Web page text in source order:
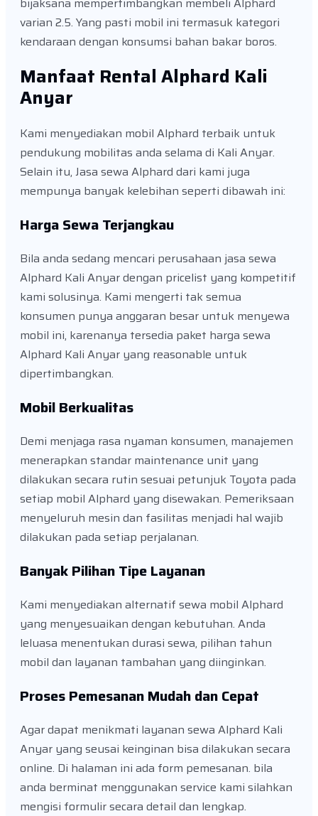
varian 2.5. Yang pasti mobil ini termasuk kategori
kendaraan dengan konsumsi bahan bakar boros.
Manfaat Rental Alphard Kali
Anyar
Kami menyediakan mobil Alphard terbaik untuk
pendukung mobilitas anda selama di Kali Anyar.
Selain itu, Jasa sewa Alphard dari kami juga
mempunya banyak kelebihan seperti dibawah ini:
Harga Sewa Terjangkau
Bila anda sedang mencari perusahaan jasa sewa
Alphard Kali Anyar dengan pricelist yang kompetitif
kami solusinya. Kami mengerti tak semua
konsumen punya anggaran besar untuk menyewa
mobil ini, karenanya tersedia paket harga sewa
Alphard Kali Anyar yang reasonable untuk
dipertimbangkan.
Mobil Berkualitas
Demi menjaga rasa nyaman konsumen, manajemen
menerapkan standar maintenance unit yang
dilakukan secara rutin sesuai petunjuk Toyota pada
setiap mobil Alphard yang disewakan. Pemeriksaan
menyeluruh mesin dan fasilitas menjadi hal wajib
dilakukan pada setiap perjalanan.
Banyak Pilihan Tipe Layanan
Kami menyediakan alternatif sewa mobil Alphard
yang menyesuaikan dengan kebutuhan. Anda
leluasa menentukan durasi sewa, pilihan tahun
mobil dan layanan tambahan yang diinginkan.
Proses Pemesanan Mudah dan Cepat
Agar dapat menikmati layanan sewa Alphard Kali
Anyar yang seusai keinginan bisa dilakukan secara
online. Di halaman ini ada form pemesanan. bila
anda berminat menggunakan service kami silahkan
mengisi formulir secara detail dan lengkap.